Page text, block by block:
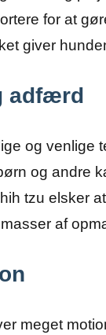
for at
giver
adfærd
og venlige
og andre
tzu elsker
af
meget